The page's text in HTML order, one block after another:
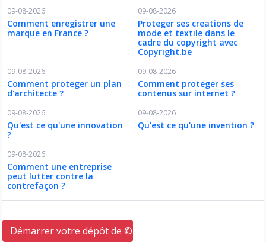
09-08-2026
Comment enregistrer une
marque en France ?
09-08-2026
Proteger ses creations de
mode et textile dans le
cadre du copyright avec
Copyright.be
09-08-2026
Comment proteger un plan
d'architecte ?
09-08-2026
Comment proteger ses
contenus sur internet ?
09-08-2026
Qu'est ce qu'une innovation
?
09-08-2026
Qu'est ce qu'une invention ?
09-08-2026
Comment une entreprise
peut lutter contre la
contrefaçon ?
Démarrer votre dépôt de © ici